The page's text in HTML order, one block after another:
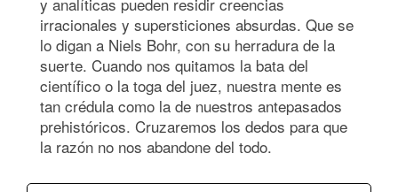
irracionales y supersticiones absurdas. Que se
lo digan a Niels Bohr, con su herradura de la
suerte. Cuando nos quitamos la bata del
científico o la toga del juez, nuestra mente es
tan crédula como la de nuestros antepasados
prehistóricos. Cruzaremos los dedos para que
la razón no nos abandone del todo.